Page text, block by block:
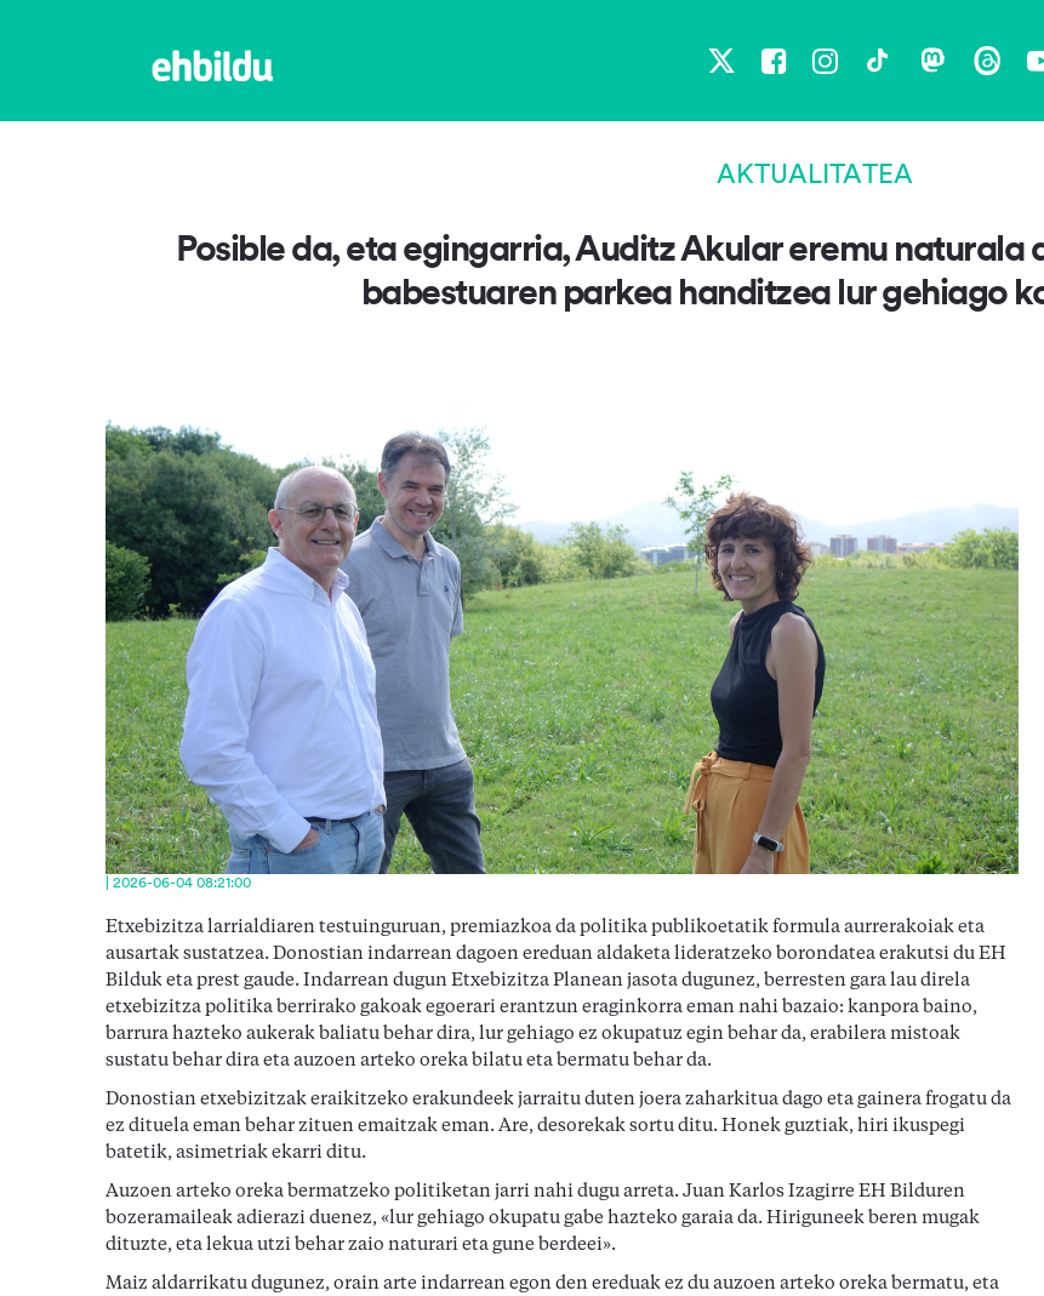
X Facebook
Instagram
TikTokMastodon
AKTUALITATEA
Posible da, eta egingarria, Auditz Akular eremu
babestuaren parkea handitzea lur gehiago
| 2026-06-04 08:21:00
Etxebizitza larrialdiaren testuinguruan, premiazkoa da politika publikoetatik formula aurrerakoiak eta
ausartak sustatzea. Donostian indarrean dagoen ereduan aldaketa lideratzeko borondatea erakutsi du EH
Bilduk eta prest gaude. Indarrean dugun Etxebizitza Planean jasota dugunez, berresten gara lau direla
etxebizitza politika berrirako gakoak egoerari erantzun eraginkorra eman nahi bazaio: kanpora baino,
barrura hazteko aukerak baliatu behar dira, lur gehiago ez okupatuz egin behar da, erabilera mistoak
sustatu behar dira eta auzoen arteko oreka bilatu eta bermatu behar da.
Donostian etxebizitzak eraikitzeko erakundeek jarraitu duten joera zaharkitua dago eta gainera frogatu da
ez dituela eman behar zituen emaitzak eman. Are, desorekak sortu ditu. Honek guztiak, hiri ikuspegi
batetik, asimetriak ekarri ditu.
Auzoen arteko oreka bermatzeko politiketan jarri nahi dugu arreta. Juan Karlos Izagirre EH Bilduren
bozeramaileak adierazi duenez, «lur gehiago okupatu gabe hazteko garaia da. Hiriguneek beren mugak
dituzte, eta lekua utzi behar zaio naturari eta gune berdeei».
Maiz aldarrikatu dugunez, orain arte indarrean egon den ereduak ez du auzoen arteko oreka bermatu, eta